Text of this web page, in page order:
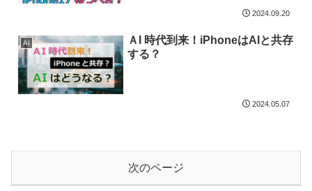
2024.09.20
AI
ＡI 時代到来！iPhoneはAIと共存
する？
2024.05.07
次のページ